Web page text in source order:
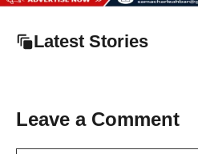
Latest Stories
Leave a Comment